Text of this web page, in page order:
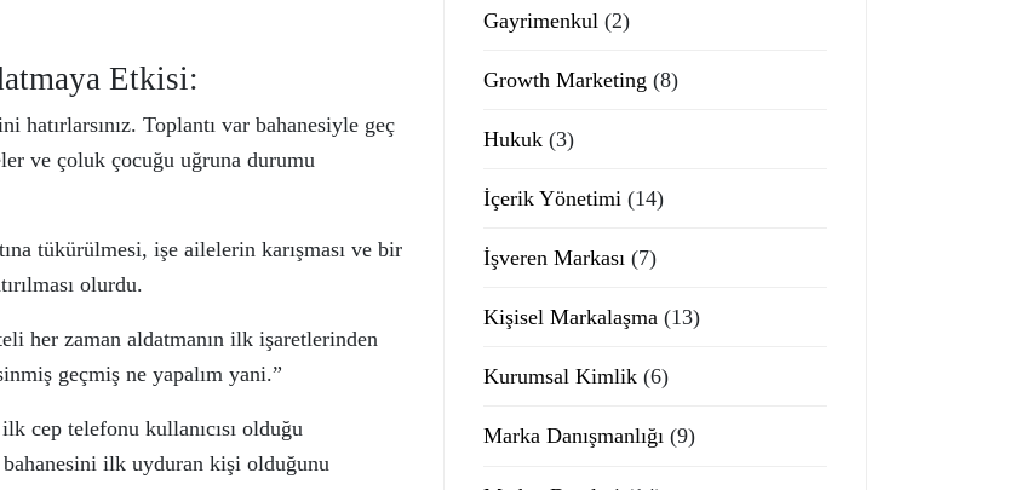
Etkisi:
hatırlarsınız. Toplantı var bahanesiyle geç
ve çoluk çocuğu uğruna durumu
tükürülmesi, işe ailelerin karışması ve bir
olurdu.
her zaman aldatmanın ilk işaretlerinden
geçmiş ne yapalım yani.”
cep telefonu kullanıcısı olduğu
bahanesini ilk uyduran kişi olduğunu
Gayrimenkul (2)
Growth Marketing (8)
Hukuk (3)
İçerik Yönetimi (14)
İşveren Markası (7)
Kişisel Markalaşma (13)
Kurumsal Kimlik (6)
Marka Danışmanlığı (9)